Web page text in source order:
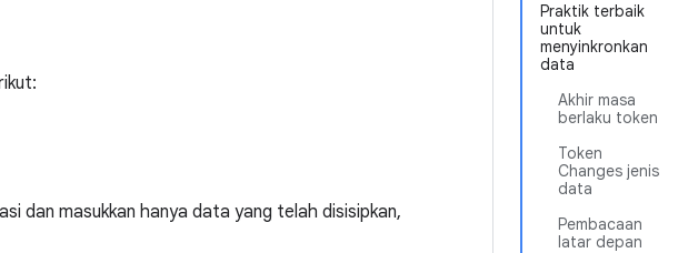
Praktik terbaik
untuk
menyinkronkan
data
Akhir masa
berlaku token
Token
Changes jenis
data
Pembacaan
latar depan
dan masukkan hanya data yang telah disisipkan,